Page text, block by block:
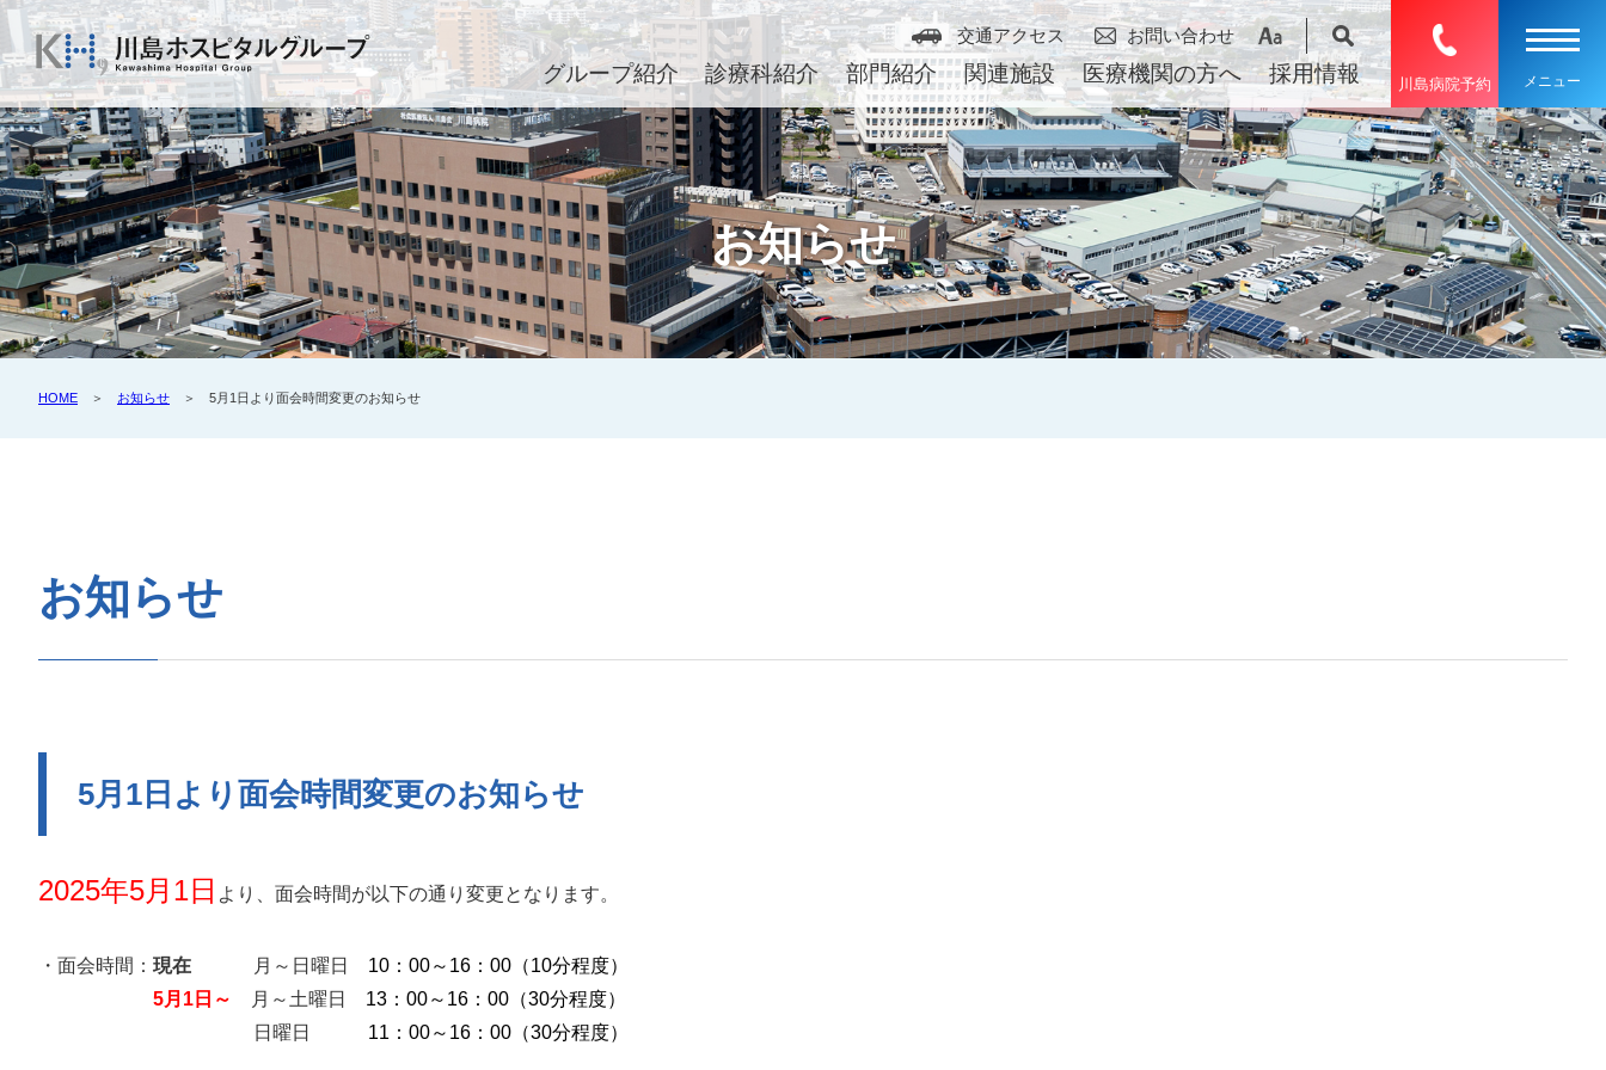
交通アクセス お問い合わせ
グループ紹介 診療科紹介 部門紹介 関連施設 医療機関の方へ 採用情報 川島病院予約
お知らせ
HOME ＞ お知らせ ＞ 5月1日より面会時間変更のお知らせ
お知らせ
5月1日より面会時間変更のお知らせ
2025年5月1日 より、面会時間が以下の通り変更となります。
・面会時間： 現在 月～日曜日 10：00～16：00（10分程度）
5月1日～
月～土曜日
13：00～16：00（30分程度）
日曜日
11：00～16：00（30分程度）